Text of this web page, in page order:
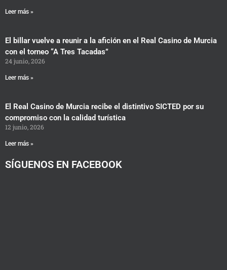
Leer más »
El billar vuelve a reunir a la afición en el Real Casino de Murcia
con el torneo “A Tres Tacadas”
24 junio, 2026
Leer más »
El Real Casino de Murcia recibe el distintivo SICTED por su
compromiso con la calidad turística
12 junio, 2026
Leer más »
SÍGUENOS EN FACEBOOK